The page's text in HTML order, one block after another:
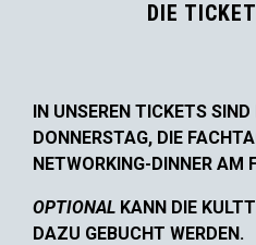
DIE
IN UNSEREN TICKETS
DONNERSTAG, DIE
NETWORKING-DINNER AM
OPTIONAL KANN DIE
DAZU GEBUCHT WERDEN.